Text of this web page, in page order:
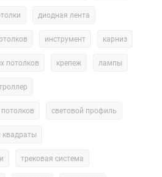
ПВХ или алюминия рекомендуется
крепления деревянных профилей
диодная лента
инструмент карниз
потолков крепеж лампы
световой профиль
квадраты
трековая система